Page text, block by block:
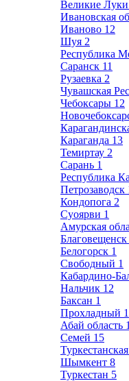
Великие Луки
Ивановская
Иваново 12
Шуя 2
Республика
Саранск 11
Рузаевка 2
Чувашская
Чебоксары 12
Караганда 13
Темиртау 2
Сарань 1
Республика
Петрозаводск
Кондопога 2
Суоярви 1
Амурская
Благовещенск
Белогорск 1
Свободный 1
Кабардино-
Нальчик 12
Баксан 1
Прохладный 1
Абай область
Семей 15
Шымкент 8
Туркестан 5